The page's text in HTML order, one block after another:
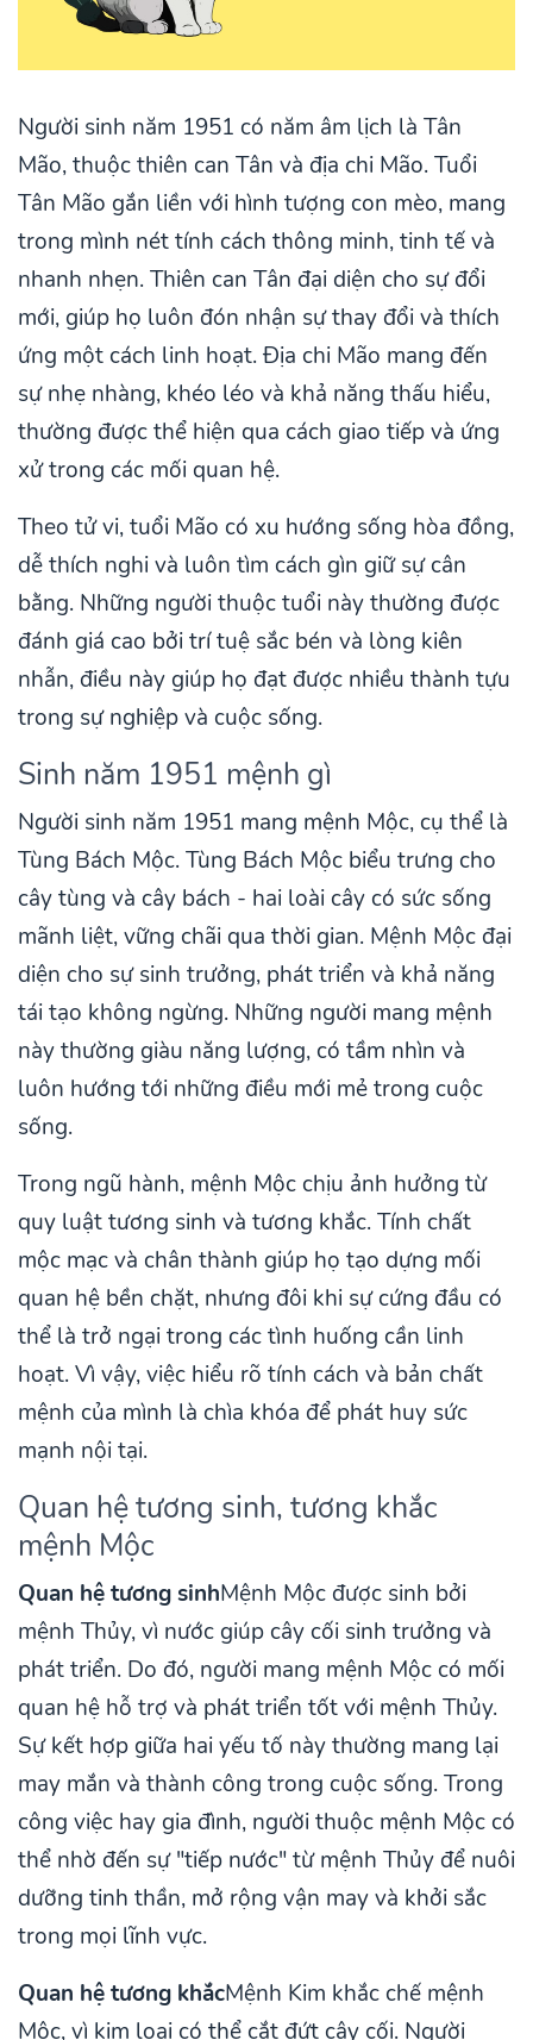
Người sinh năm 1951 có năm âm lịch là Tân
Mão, thuộc thiên can Tân và địa chi Mão. Tuổi
Tân Mão gắn liền với hình tượng con mèo, mang
trong mình nét tính cách thông minh, tinh tế và
nhanh nhẹn. Thiên can Tân đại diện cho sự đổi
mới, giúp họ luôn đón nhận sự thay đổi và thích
ứng một cách linh hoạt. Địa chi Mão mang đến
sự nhẹ nhàng, khéo léo và khả năng thấu hiểu,
thường được thể hiện qua cách giao tiếp và ứng
xử trong các mối quan hệ.
Theo tử vi, tuổi Mão có xu hướng sống hòa đồng,
dễ thích nghi và luôn tìm cách gìn giữ sự cân
bằng. Những người thuộc tuổi này thường được
đánh giá cao bởi trí tuệ sắc bén và lòng kiên
nhẫn, điều này giúp họ đạt được nhiều thành tựu
trong sự nghiệp và cuộc sống.
Sinh năm 1951 mệnh gì
Người sinh năm 1951 mang mệnh Mộc, cụ thể là
Tùng Bách Mộc. Tùng Bách Mộc biểu trưng cho
cây tùng và cây bách - hai loài cây có sức sống
mãnh liệt, vững chãi qua thời gian. Mệnh Mộc đại
diện cho sự sinh trưởng, phát triển và khả năng
tái tạo không ngừng. Những người mang mệnh
này thường giàu năng lượng, có tầm nhìn và
luôn hướng tới những điều mới mẻ trong cuộc
sống.
Trong ngũ hành, mệnh Mộc chịu ảnh hưởng từ
quy luật tương sinh và tương khắc. Tính chất
mộc mạc và chân thành giúp họ tạo dựng mối
quan hệ bền chặt, nhưng đôi khi sự cứng đầu có
thể là trở ngại trong các tình huống cần linh
hoạt. Vì vậy, việc hiểu rõ tính cách và bản chất
mệnh của mình là chìa khóa để phát huy sức
mạnh nội tại.
Quan hệ tương sinh, tương khắc
mệnh Mộc
Quan hệ tương sinhMệnh Mộc được sinh bởi
mệnh Thủy, vì nước giúp cây cối sinh trưởng và
phát triển. Do đó, người mang mệnh Mộc có mối
quan hệ hỗ trợ và phát triển tốt với mệnh Thủy.
Sự kết hợp giữa hai yếu tố này thường mang lại
may mắn và thành công trong cuộc sống. Trong
công việc hay gia đình, người thuộc mệnh Mộc có
thể nhờ đến sự "tiếp nước" từ mệnh Thủy để nuôi
dưỡng tinh thần, mở rộng vận may và khởi sắc
trong mọi lĩnh vực.
Quan hệ tương khắcMệnh Kim khắc chế mệnh
Mộc, vì kim loại có thể cắt đứt cây cối. Người